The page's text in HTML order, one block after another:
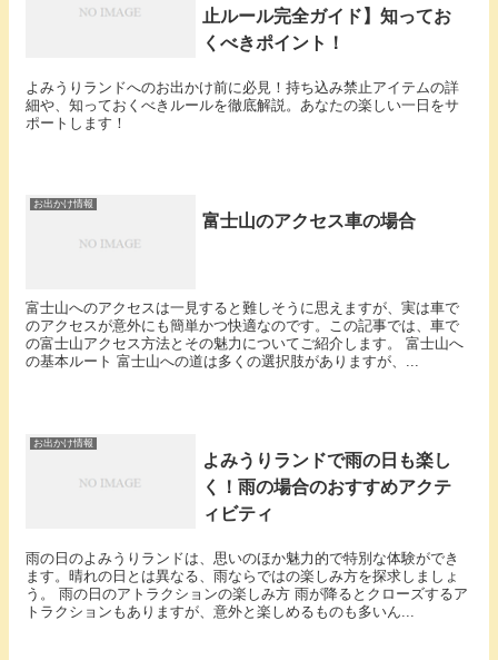
止ルール完全ガイド】知ってお
くべきポイント！
よみうりランドへのお出かけ前に必見！持ち込み禁止アイテムの詳
細や、知っておくべきルールを徹底解説。あなたの楽しい一日をサ
ポートします！
お出かけ情報
富士山のアクセス車の場合
富士山へのアクセスは一見すると難しそうに思えますが、実は車で
のアクセスが意外にも簡単かつ快適なのです。この記事では、車で
の富士山アクセス方法とその魅力についてご紹介します。 富士山へ
の基本ルート 富士山への道は多くの選択肢がありますが、...
お出かけ情報
よみうりランドで雨の日も楽し
く！雨の場合のおすすめアクテ
ィビティ
雨の日のよみうりランドは、思いのほか魅力的で特別な体験ができ
ます。晴れの日とは異なる、雨ならではの楽しみ方を探求しましょ
う。 雨の日のアトラクションの楽しみ方 雨が降るとクローズするア
トラクションもありますが、意外と楽しめるものも多いん...